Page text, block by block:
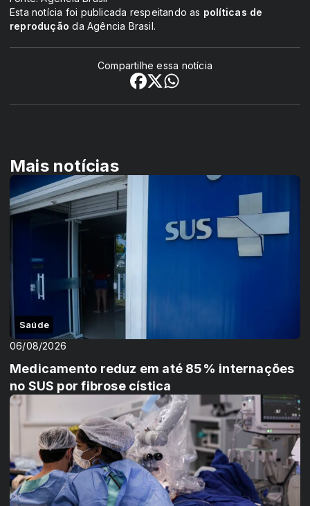
Esta notícia foi publicada respeitando as políticas de
reprodução da Agência Brasil.
Compartilhe essa notícia
Mais notícias
Saúde
06/08/2026
Medicamento reduz em até 85% internações
no SUS por fibrose cística